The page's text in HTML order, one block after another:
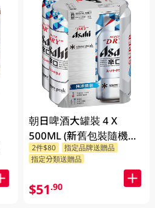
朝日啤酒大罐裝 4 X
500ML (新舊包裝隨機發
貨)
2件$80
指定品牌送贈品
指定分類送贈品
$51.90